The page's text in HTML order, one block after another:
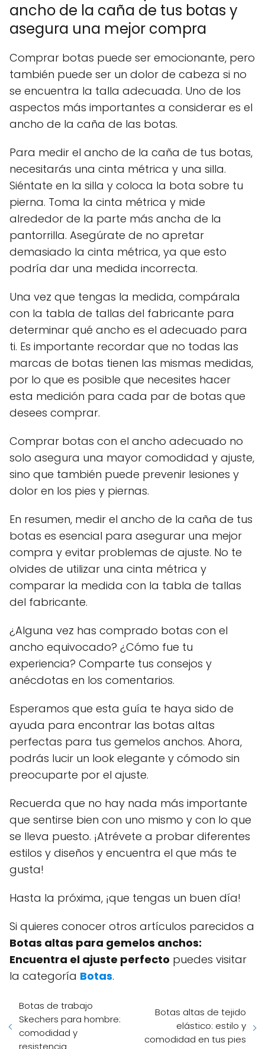
ancho de la caña de tus botas y
asegura una mejor compra
Comprar botas puede ser emocionante, pero
también puede ser un dolor de cabeza si no
se encuentra la talla adecuada. Uno de los
aspectos más importantes a considerar es el
ancho de la caña de las botas.
Para medir el ancho de la caña de tus botas,
necesitarás una cinta métrica y una silla.
Siéntate en la silla y coloca la bota sobre tu
pierna. Toma la cinta métrica y mide
alrededor de la parte más ancha de la
pantorrilla. Asegúrate de no apretar
demasiado la cinta métrica, ya que esto
podría dar una medida incorrecta.
Una vez que tengas la medida, compárala
con la tabla de tallas del fabricante para
determinar qué ancho es el adecuado para
ti. Es importante recordar que no todas las
marcas de botas tienen las mismas medidas,
por lo que es posible que necesites hacer
esta medición para cada par de botas que
desees comprar.
Comprar botas con el ancho adecuado no
solo asegura una mayor comodidad y ajuste,
sino que también puede prevenir lesiones y
dolor en los pies y piernas.
En resumen, medir el ancho de la caña de tus
botas es esencial para asegurar una mejor
compra y evitar problemas de ajuste. No te
olvides de utilizar una cinta métrica y
comparar la medida con la tabla de tallas
del fabricante.
¿Alguna vez has comprado botas con el
ancho equivocado? ¿Cómo fue tu
experiencia? Comparte tus consejos y
anécdotas en los comentarios.
Esperamos que esta guía te haya sido de
ayuda para encontrar las botas altas
perfectas para tus gemelos anchos. Ahora,
podrás lucir un look elegante y cómodo sin
preocuparte por el ajuste.
Recuerda que no hay nada más importante
que sentirse bien con uno mismo y con lo que
se lleva puesto. ¡Atrévete a probar diferentes
estilos y diseños y encuentra el que más te
gusta!
Hasta la próxima, ¡que tengas un buen día!
Si quieres conocer otros artículos parecidos a
Botas altas para gemelos anchos:
Encuentra el ajuste perfecto puedes visitar
la categoría Botas.
Botas de trabajo
Skechers para hombre:
comodidad y
resistencia
Botas altas de tejido
elástico: estilo y
comodidad en tus pies